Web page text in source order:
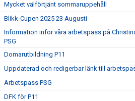
Mycket välförtjänt sommaruppehåll
Blikk-Cupen 2025 23 Augusti
Information inför våra arbetspass på
PSG
Domarutbildning P11
Uppdaterad och redigerbar länk till
Arbetspass PSG
DFK för P11